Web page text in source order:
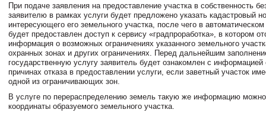
При подаче заявления на предоставление участка в собственность
заявителю в рамках услуги будет предложено указать кадастровый
интересующего его земельного участка, после чего в
будет предоставлен доступ к сервису «градпроработка», в котором
информация о возможных ограничениях указанного земельного
охранных зонах и других ограничениях. Перед дальнейшим
государственную услугу заявитель будет ознакомлен с
причинах отказа в предоставлении услуги, если заветный участок
одной из ограничивающих зон.
В услуге по перераспределению земель такую же информацию можно
координаты образуемого земельного участка.